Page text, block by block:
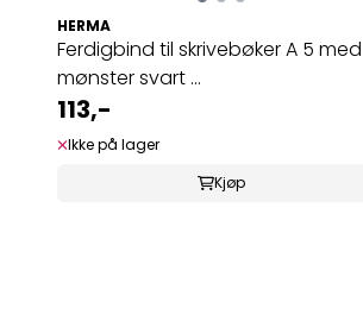
HERMA
Ferdigbind til skrivebøker A 5 med
mønster svart ...
113,-
Ikke på lager
Kjøp